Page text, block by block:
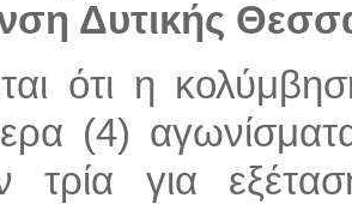
Δυτικής
ότι η
(4)
τρία για